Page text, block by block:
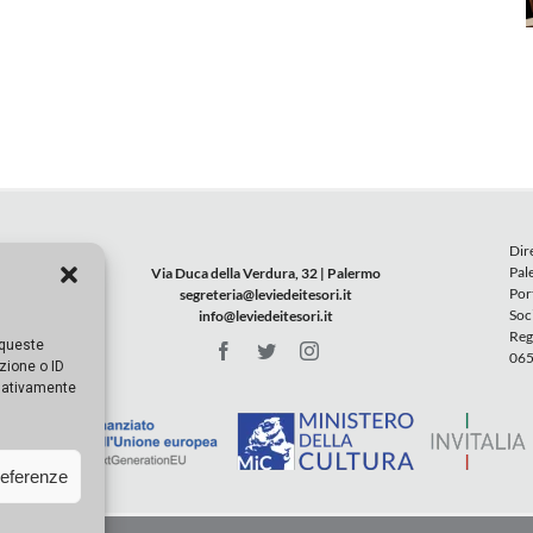
o ID
Via Duca della Verdura, 32 | Palermo
segreteria@leviedeitesori.it
info@leviedeitesori.it